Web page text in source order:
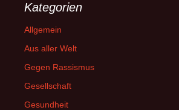
Kategorien
Allgemein
Aus aller Welt
Gegen Rassismus
Gesellschaft
Gesundheit